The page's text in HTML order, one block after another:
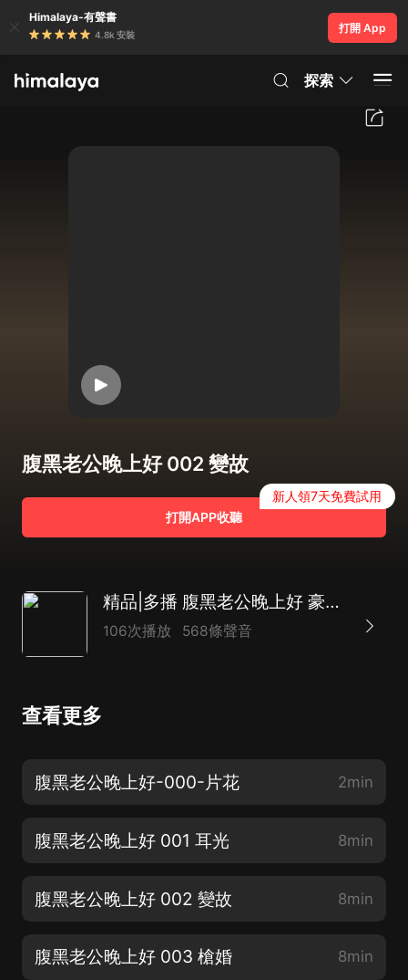
Himalaya-有聲書
4.8k 安裝
打開 App
探索
腹黑老公晚上好 002 變故
打開APP收聽
新人領7天免費試用
精品|多播 腹黑老公晚上好 豪門|霸總|甜寵|家族恩怨劇
106次播放 568條聲音
查看更多
腹黑老公晚上好-000-片花 2min
腹黑老公晚上好 001 耳光 8min
腹黑老公晚上好 002 變故 8min
腹黑老公晚上好 003 槍婚 8min